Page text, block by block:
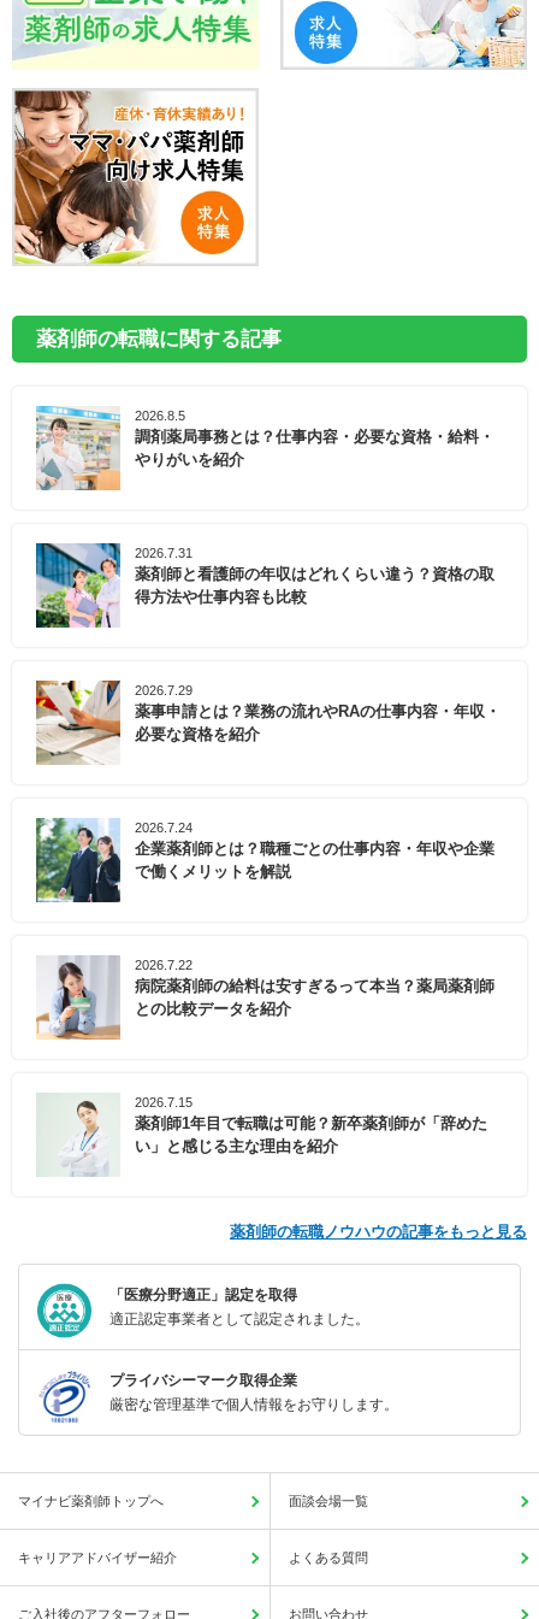
薬剤師の転職に関する記事
2026.8.5
調剤薬局事務とは？仕事内容・必要な資格・給料・
やりがいを紹介
2026.7.31
薬剤師と看護師の年収はどれくらい違う？資格の取
得方法や仕事内容も比較
2026.7.29
薬事申請とは？業務の流れやRAの仕事内容・年収・
必要な資格を紹介
2026.7.24
企業薬剤師とは？職種ごとの仕事内容・年収や企業
で働くメリットを解説
2026.7.22
病院薬剤師の給料は安すぎるって本当？薬局薬剤師
との比較データを紹介
2026.7.15
薬剤師1年目で転職は可能？新卒薬剤師が「辞めた
い」と感じる主な理由を紹介
薬剤師の転職ノウハウの記事をもっと見る
「医療分野適正」認定を取得
適正認定事業者として認定されました。
プライバシーマーク取得企業
厳密な管理基準で個人情報をお守りします。
マイナビ薬剤師トップへ 面談会場一覧
キャリアアドバイザー紹介 よくある質問
ご入社後のアフターフォロー お問い合わせ